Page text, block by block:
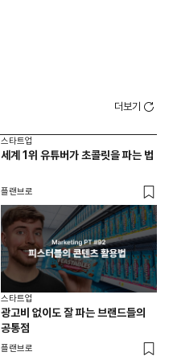
더보기
스타트업
세계 1위 유튜버가 초콜릿을 파는 법
플랜브로
스타트업
광고비 없이도 잘 파는 브랜드들의
공통점
플랜브로